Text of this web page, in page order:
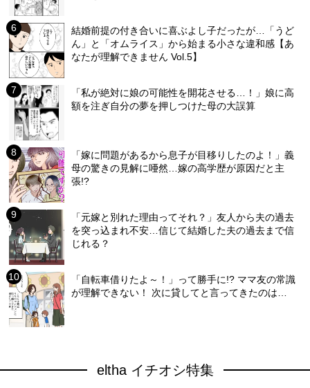
結婚前提の付き合いに喜ぶよし子だったが…「うど
ん」と「オムライス」から始まる小さな違和感【あ
なたが理解できません Vol.5】
「私が絶対に娘の可能性を開花させる…！」娘に高
額を注ぎ自分の夢を押しつけた母の大誤算
「嫁に問題があるから息子が目移りしたのよ！」義
母の驚きの見解に唖然…嫁の高学歴が原因だと主
張!?
「元嫁と別れた理由ってそれ？」友人から夫の過去
を突っ込まれ不安…信じて結婚した夫の過去まで信
じれる？
「自転車借りたよ～！」って勝手に!? ママ友の常識
が理解できない！ 次に貸してと言ってきたのは…
eltha イチオシ特集